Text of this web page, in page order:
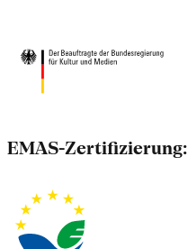
EMAS-Zertifizierung: